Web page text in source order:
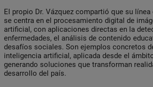
El propio Dr. Vázquez compartió que su
se centra en el procesamiento digital de
artificial, con aplicaciones directas en la
enfermedades, el análisis de contenido
desafíos sociales. Son ejemplos concretos
inteligencia artificial, aplicada desde el
generando soluciones que transforman
desarrollo del país.